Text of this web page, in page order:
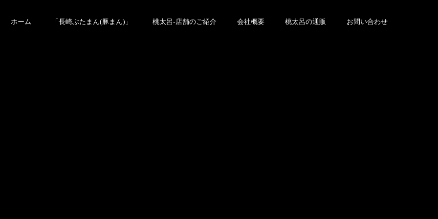
ホーム 「長崎ぶたまん(豚まん)」 桃太呂-店舗のご紹介 会社概要 桃太呂の通販 お問い合わせ